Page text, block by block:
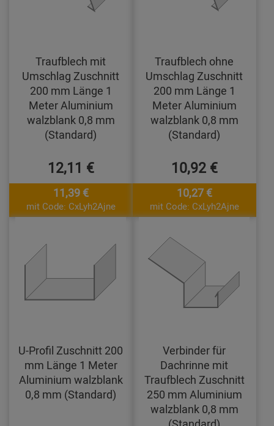
Traufblech mit
Umschlag Zuschnitt
200 mm Länge 1
Meter Aluminium
walzblank 0,8 mm
(Standard)
12,11 €
11,39 €
mit Code: CxLyh2Ajne
Traufblech ohne
Umschlag Zuschnitt
200 mm Länge 1
Meter Aluminium
walzblank 0,8 mm
(Standard)
10,92 €
10,27 €
mit Code: CxLyh2Ajne
U-Profil Zuschnitt 200
mm Länge 1 Meter
Aluminium walzblank
0,8 mm (Standard)
Verbinder für
Dachrinne mit
Traufblech Zuschnitt
250 mm Aluminium
walzblank 0,8 mm